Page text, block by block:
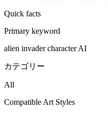
Quick facts
Primary keyword
alien invader character AI
カテゴリー
All
Compatible Art Styles